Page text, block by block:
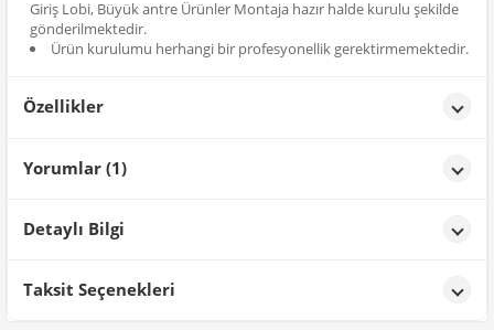
Giriş Lobi, Büyük antre Ürünler Montaja hazır halde kurulu şekilde
gönderilmektedir.
Ürün kurulumu herhangi bir profesyonellik gerektirmemektedir.
Özellikler
Yorumlar (1)
Detaylı Bilgi
Ürün Detayları;
Taksit Seçenekleri